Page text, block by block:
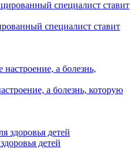
специалист ставит
а болезнь, которую
детей